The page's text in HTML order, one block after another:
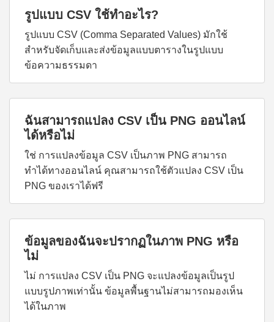
รูปแบบ CSV ใช้ทำอะไร?
รูปแบบ CSV (Comma Separated Values) มักใช้
สำหรับจัดเก็บและส่งข้อมูลแบบตารางในรูปแบบ
ข้อความธรรมดา
ฉันสามารถแปลง CSV เป็น PNG ออนไลน์
ได้หรือไม่
ใช่ การแปลงข้อมูล CSV เป็นภาพ PNG สามารถ
ทำได้ทางออนไลน์ คุณสามารถใช้ตัวแปลง CSV เป็น
PNG ของเราได้ฟรี
ข้อมูลของฉันจะปรากฏในภาพ PNG หรือ
ไม่
ไม่ การแปลง CSV เป็น PNG จะแปลงข้อมูลเป็นรูป
แบบรูปภาพเท่านั้น ข้อมูลพื้นฐานไม่สามารถมองเห็น
ได้ในภาพ